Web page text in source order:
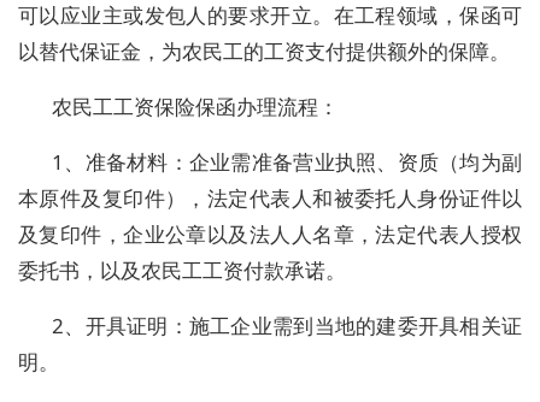
可以应业主或发包人的要求开立。在工程领域，保函可
以替代保证金，为农民工的工资支付提供额外的保障。
农民工工资保险保函办理流程：
1、准备材料：企业需准备营业执照、资质（均为副
本原件及复印件），法定代表人和被委托人身份证件以
及复印件，企业公章以及法人人名章，法定代表人授权
委托书，以及农民工工资付款承诺。
2、开具证明：施工企业需到当地的建委开具相关证
明。